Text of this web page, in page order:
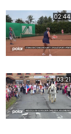
02:44
03:21